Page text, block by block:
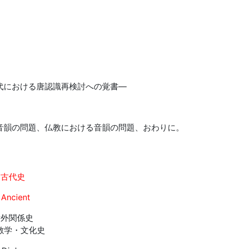
おける唐認識再検討への覚書―
の問題、仏教における音韻の問題、おわりに。
代史
関係史
・文化史